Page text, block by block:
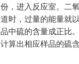
份，进入反应室。二
道时，过量的能量就
品中硫的含量成正比
计算出相应样品的硫含